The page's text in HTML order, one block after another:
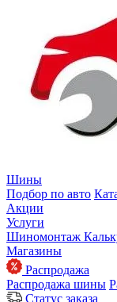
Шины
Подбор по авто
Акции
Услуги
Шиномонтаж
Магазины
Распродажа
Распродажа шины
Статус заказа